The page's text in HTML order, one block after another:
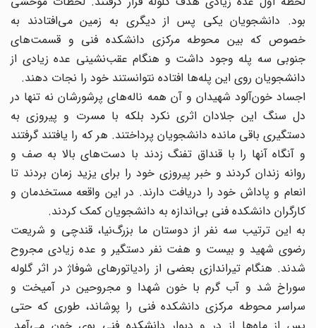
بود. دانشجویان یکی پس از دیگری به زمین می‌افتادند به
خصوص که بین محوطه مرکزی دانشکده فنی و قسمت‌های
جنوبی سه پله وجود داشت و هنگام عقب‌نشینی عده زیادی از
دانشجویان روی این پله‌ها افتاده نتوانستند خود را نجات دهند.
اجساد خون‌آلود شهیدان و آن همه ناله‏‌های پرشورشان نه تنها در
دل سنگ این جلادان اثری نکرد بلکه با مسرت و پیروزی به
دستگیری باقی مانده دانشجویان پرداختند. هر که را یافتند گرفتند
و آنگاه آنها را با قنداق تفنگ زدند با دست‌های بالا به صف و
روانه زندان کردند و خبر پیروزی خود را برای یزید زمان بردند تا
انعام و پاداش خود را دریافت دارند. در این واقعه مستخدمان و
کارگران دانشکده فنی بی‌اندازه به دانشجویان کمک کردند.
به این ترتیب سه نفر از دوستان ما بزرگ‌نیا، قندچی و شریعت
رضوی شهید و بیست و هفت نفر دستگیر و عده زیادی مجروح
شدند. هنگام تیراندازی بعضی از رادیاتورهای شوفاژ در اثر گلوله
سوراخ شد و آب گرم با خون شهدا و مجروحین در آمیخت و
سراسر محوطه مرکزی دانشکده فنی را پوشاند، طوری که حتی